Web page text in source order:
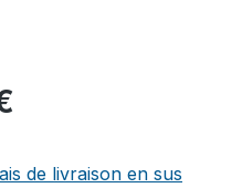
de livraison en sus